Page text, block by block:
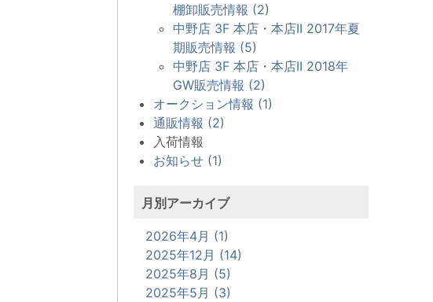
棚卸販売情報 (2)
中野店 3F 本店・本店II 2017年夏
期販売情報 (5)
中野店 3F 本店・本店II 2018年
GW販売情報 (2)
オークション情報 (1)
通販情報 (2)
入荷情報
お知らせ (1)
月別アーカイブ
2026年4月 (1)
2025年12月 (14)
2025年8月 (5)
2025年5月 (3)